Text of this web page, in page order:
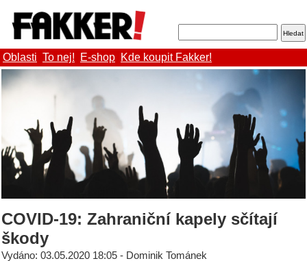
Oblasti To nej! E-shop Kde koupit Fakker!
COVID-19: Zahraniční kapely sčítají
škody
Vydáno: 03.05.2020 18:05 - Dominik Tománek